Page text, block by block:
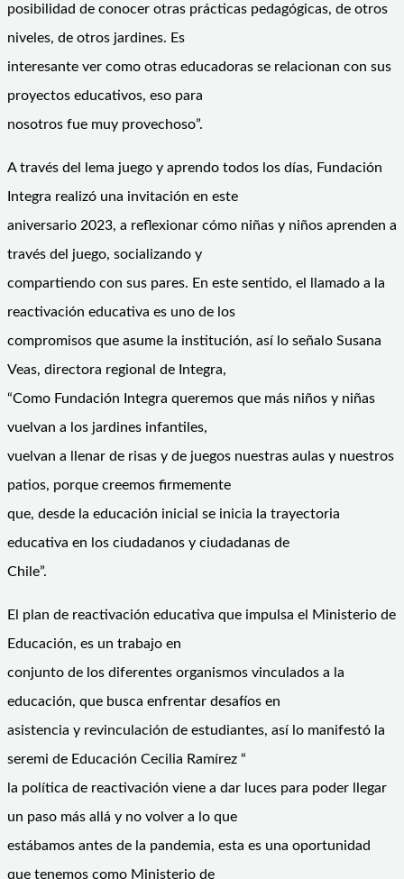
posibilidad de conocer otras prácticas pedagógicas, de otros
niveles, de otros jardines. Es
interesante ver como otras educadoras se relacionan con sus
proyectos educativos, eso para
nosotros fue muy provechoso”.
A través del lema juego y aprendo todos los días, Fundación
Integra realizó una invitación en este
aniversario 2023, a reflexionar cómo niñas y niños aprenden a
través del juego, socializando y
compartiendo con sus pares. En este sentido, el llamado a la
reactivación educativa es uno de los
compromisos que asume la institución, así lo señalo Susana
Veas, directora regional de Integra,
“Como Fundación Integra queremos que más niños y niñas
vuelvan a los jardines infantiles,
vuelvan a llenar de risas y de juegos nuestras aulas y nuestros
patios, porque creemos firmemente
que, desde la educación inicial se inicia la trayectoria
educativa en los ciudadanos y ciudadanas de
Chile”.
El plan de reactivación educativa que impulsa el Ministerio de
Educación, es un trabajo en
conjunto de los diferentes organismos vinculados a la
educación, que busca enfrentar desafíos en
asistencia y revinculación de estudiantes, así lo manifestó la
seremi de Educación Cecilia Ramírez “
la política de reactivación viene a dar luces para poder llegar
un paso más allá y no volver a lo que
estábamos antes de la pandemia, esta es una oportunidad
que tenemos como Ministerio de